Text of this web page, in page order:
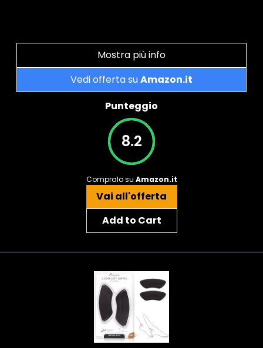
Mostra più info
Vedi offerta suAmazon.it
Punteggio
8.2
Compralo su Amazon.it
Vai all'offerta
Add to Cart